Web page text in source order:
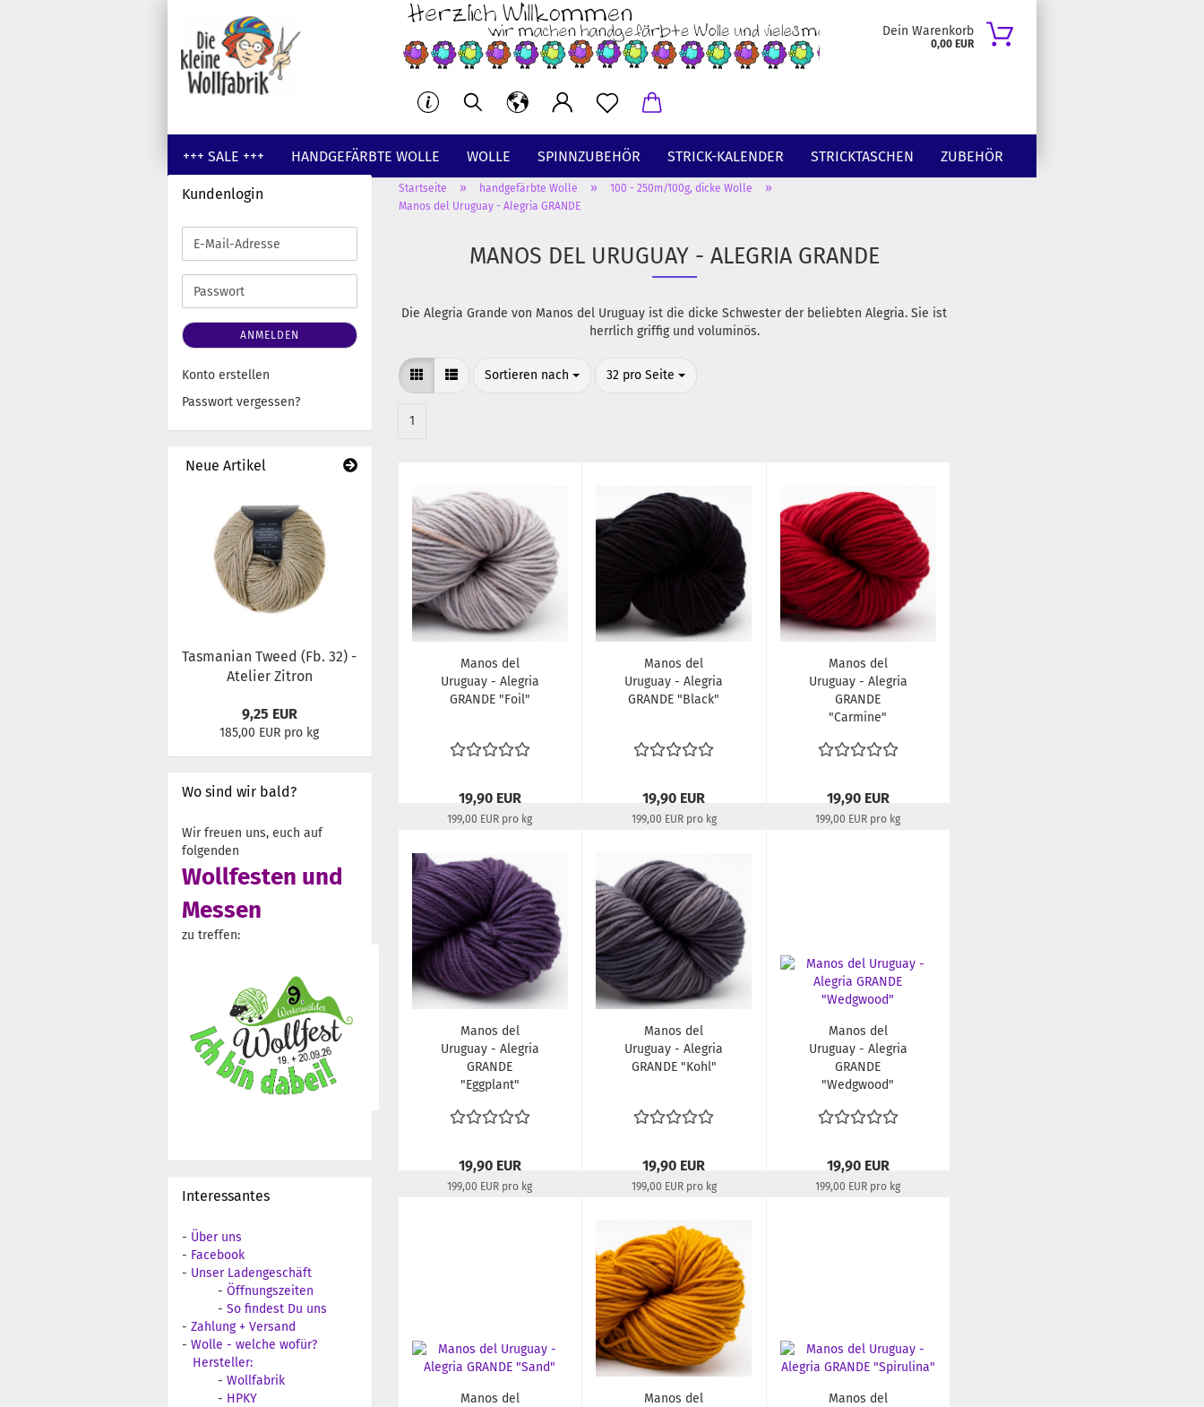
Dein Warenkorb
0,00 EUR
+++ SALE +++ HANDGEFÄRBTE WOLLE WOLLE SPINNZUBEHÖR STRICK-KALENDER STRICKTASCHEN ZUBEHÖR
GUTSCHEINE WOLLE UNGEFÄRBT
Startseite » handgefärbte Wolle » 100 - 250m/100g, dicke Wolle »
Manos del Uruguay - Alegria GRANDE
MANOS DEL URUGUAY - ALEGRIA GRANDE
Die Alegria Grande von Manos del Uruguay ist die dicke Schwester der beliebten Alegria. Sie ist
herrlich griffig und voluminös.
Sortieren nach
Sortieren nach 32 pro Seite
pro Seite
1
Manos del
Uruguay - Alegria
GRANDE "Foil"
19,90 EUR
199,00 EUR pro kg
Manos del
Uruguay - Alegria
GRANDE "Black"
19,90 EUR
199,00 EUR pro kg
Manos del
Uruguay - Alegria
GRANDE
"Carmine"
19,90 EUR
199,00 EUR pro kg
Manos del
Uruguay - Alegria
GRANDE
"Eggplant"
19,90 EUR
199,00 EUR pro kg
Manos del
Uruguay - Alegria
GRANDE "Kohl"
19,90 EUR
199,00 EUR pro kg
ausverkauft
Manos del
Uruguay - Alegria
GRANDE
"Wedgwood"
19,90 EUR
199,00 EUR pro kg
Manos del
Manos del
Manos del
Kundenlogin
E-
Mail-
Adresse
Passwort
ANMELDEN
Konto erstellen
Passwort vergessen?
Neue Artikel
Tasmanian Tweed (Fb. 32) -
Atelier Zitron
9,25 EUR
185,00 EUR pro kg
Wo sind wir bald?
Wir freuen uns, euch auf
folgenden
Wollfesten und
Messen
zu treffen:
Interessantes
- Über uns
- Facebook
- Unser Ladengeschäft
- Öffnungszeiten
- So findest Du uns
- Zahlung + Versand
- Wolle - welche wofür?
Hersteller:
- Wollfabrik
- HPKY